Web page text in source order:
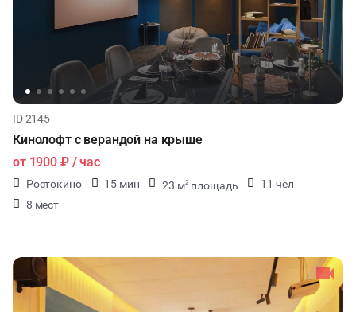
ID 2145
Кинолофт с верандой на крыше
от 1900 ₽/ час
Ростокино 15 мин 23 м2 площадь
11 чел
8 мест